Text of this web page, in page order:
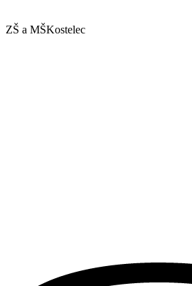
ZŠ a MŠKostelec